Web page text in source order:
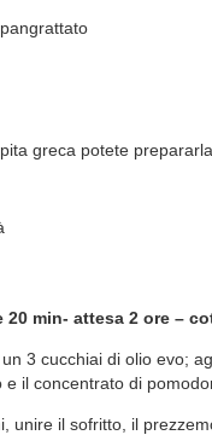
greca potete
20 min- attesa 2 ore –
3 cucchiai di olio evo;
il concentrato di
unire il sofritto, il